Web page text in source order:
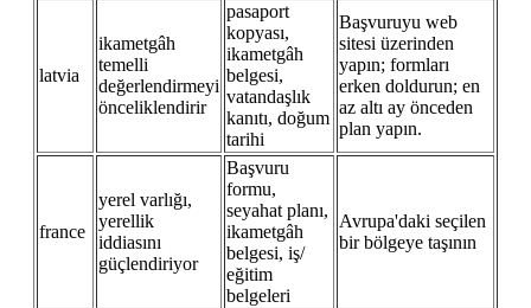
latvia
ikametgâh
temelli
değerlendirmeyi
önceliklendirir
pasaport
kopyası,
ikametgâh
belgesi,
vatandaşlık
kanıtı, doğum
tarihi
Başvuruyu web
sitesi üzerinden
yapın; formları
erken doldurun; en
az altı ay önceden
plan yapın.
france
yerel varlığı,
yerellik
iddiasını
güçlendiriyor
Başvuru
formu,
seyahat planı,
ikametgâh
belgesi, iş/
eğitim
belgeleri
Avrupa'daki seçilen
bir bölgeye taşının